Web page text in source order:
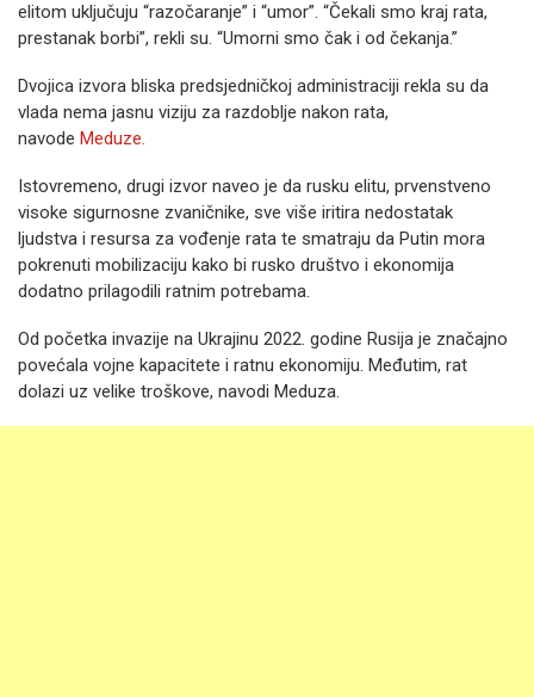
elitom uključuju “razočaranje” i “umor”. “Čekali smo kraj rata,
prestanak borbi”, rekli su. “Umorni smo čak i od čekanja.”
Dvojica izvora bliska predsjedničkoj administraciji rekla su da
vlada nema jasnu viziju za razdoblje nakon rata,
navode Meduze.
Istovremeno, drugi izvor naveo je da rusku elitu, prvenstveno
visoke sigurnosne zvaničnike, sve više iritira nedostatak
ljudstva i resursa za vođenje rata te smatraju da Putin mora
pokrenuti mobilizaciju kako bi rusko društvo i ekonomija
dodatno prilagodili ratnim potrebama.
Od početka invazije na Ukrajinu 2022. godine Rusija je značajno
povećala vojne kapacitete i ratnu ekonomiju. Međutim, rat
dolazi uz velike troškove, navodi Meduza.